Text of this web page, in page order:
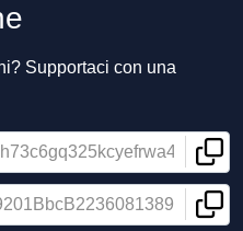
Supportaci con una